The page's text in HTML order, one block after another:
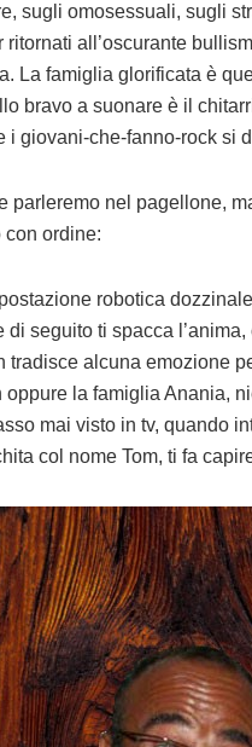
sugli omosessuali, sugli
ritornati all’oscurante
La famiglia glorificata è
bravo a suonare è il
i giovani-che-fanno-rock si
parleremo nel pagellone,
con ordine:
robotica
di seguito ti spacca
tradisce alcuna emozione
la famiglia Anania,
mai visto in tv, quando
col nome Tom, ti fa